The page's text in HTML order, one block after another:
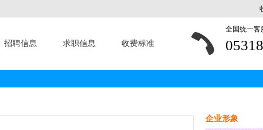
招聘信息 求职信息 收费标准
全国统一客
企业形象